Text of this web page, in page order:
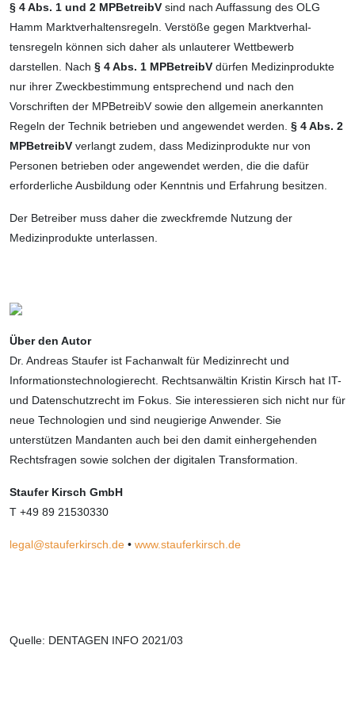
§ 4 Abs. 1 und 2 MPBetreibV sind nach Auffassung des OLG
Hamm Marktver­hal­tensregeln. Verstöße gegen Marktverhal­
tensregeln können sich daher als unlauterer Wettbewerb
darstellen. Nach § 4 Abs. 1 MPBetreibV dürfen Medizinprodukte
nur ihrer Zweckbestimmung entsprechend und nach den
Vorschriften der MPBetreibV sowie den allgemein anerkannten
Regeln der Technik betrieben und angewendet werden. § 4 Abs. 2
MPBetreibV verlangt zudem, dass Medizinprodukte nur von
Personen betrieben oder angewendet werden, die die dafür
erforderliche Ausbildung oder Kenntnis und Erfahrung besitzen.
Der Betreiber muss daher die zweckfremde Nutzung der
Medizinprodukte unterlassen.
Über den Autor
Dr. Andreas Staufer ist Fachanwalt für Medizinrecht und
Informationstechnologie­recht. Rechtsanwältin Kristin Kirsch hat IT-
und Datenschutzrecht im Fokus. Sie interessieren sich nicht nur für
neue Technologien und sind neugierige Anwender. Sie
unterstützen Mandanten auch bei den damit einhergehenden
Rechtsfragen sowie solchen der digitalen Transformation.
Staufer Kirsch GmbH
T +49 89 21530330
legal@stauferkirsch.de • www.stauferkirsch.de
Quelle: DENTAGEN INFO 2021/03